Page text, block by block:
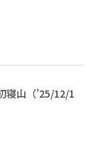
寝山（’25/12/1